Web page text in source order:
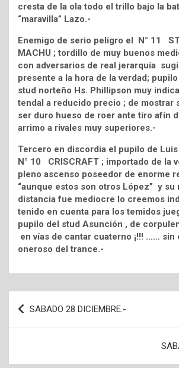
cresta de la ola todo el trillo bajo la
“maravilla” Lazo.-
Enemigo de serio peligro el N° 11
MACHU ; tordillo de muy buenos
con adversarios de real jerarquía
presente a la hora de la verdad;
stud norteño Hs. Phillipson muy
tendal a reducido precio ; de mostrar
ser duro hueso de roer ante tiro afín
arrimo a rivales muy superiores.-
Tercero en discordia el pupilo de
N° 10 CRISCRAFT ; importado de la
pleno ascenso poseedor de enorme
“aunque estos son otros López” y su
distancia fue mediocre lo creemos
tenido en cuenta para los temidos
pupilo del stud Asunción , de
en vías de cantar cuaterno ¡!!! …… sin
oneroso del trance.-
Navegación
de
SABADO 28 DICIEMBRE.-